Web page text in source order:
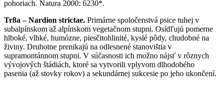
pohoriach. Natura 2000: 6230*.
Tr8a – Nardion strictae. Primárne spoločenstvá psice tuhej v
subalpínskom až alpínskom vegetačnom stupni. Osídľujú pomerne
hlboké, vlhké, humózne, piesčitohlinité, kyslé pôdy, chudobné na
živiny. Druhotne prenikajú na odlesnené stanovištia v
supramontánnom stupni. V súčasnosti ich možno nájsť v rôznych
vývojových štádiách, ktoré sa vytvorili vplyvom dlhodobého
pasenia (až stovky rokov) a sekundárnej sukcesie po jeho ukončení.